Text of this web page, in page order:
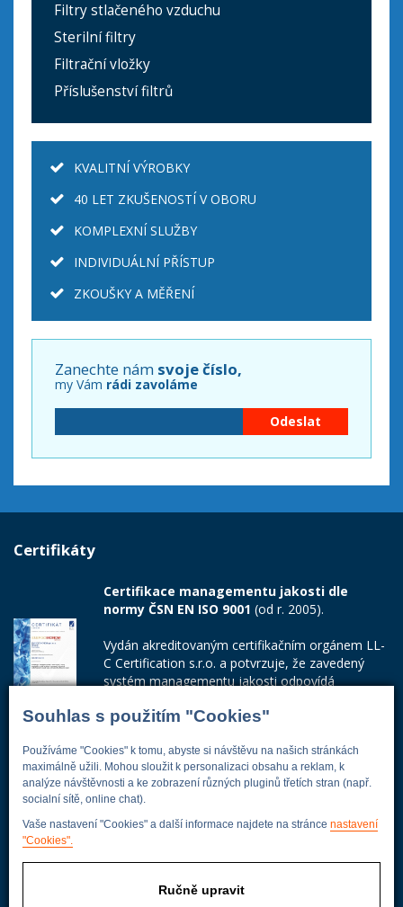
Souhlas s použitím "Cookies"
Používáme "Cookies" k tomu, abyste si návštěvu na našich stránkách
maximálně užili. Mohou sloužit k personalizaci obsahu a reklam, k
analýze návštěvnosti a ke zobrazení různých pluginů třetích stran (např.
socialní sítě, online chat).
Vaše nastavení "Cookies" a další informace najdete na stránce nastavení
"Cookies".
Ručně upravit
Filtry stlačeného vzduchu
Sterilní filtry
Filtrační vložky
Příslušenství filtrů
KVALITNÍ VÝROBKY
40 LET ZKUŠENOSTÍ V OBORU
KOMPLEXNÍ SLUŽBY
INDIVIDUÁLNÍ PŘÍSTUP
ZKOUŠKY A MĚŘENÍ
Zanechte nám svoje číslo,
my Vám rádi zavoláme
Certifikáty
Certifikace managementu jakosti dle
normy ČSN EN ISO 9001 (od r. 2005).
Vydán akreditovaným certifikačním orgánem LL-
C Certification s.r.o. a potvrzuje, že zavedený
systém managementu jakosti odpovídá
Adresa firmy